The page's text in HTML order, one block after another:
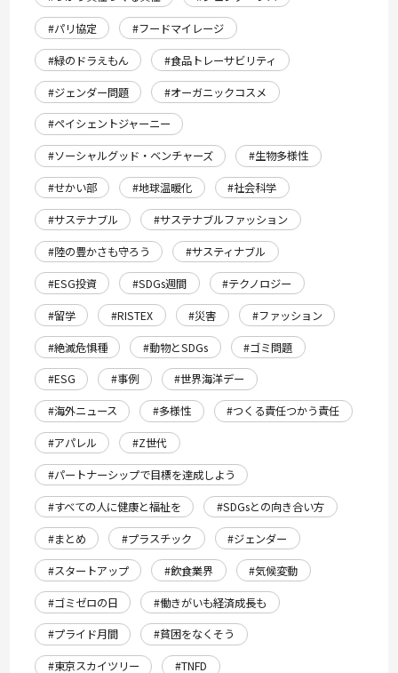
#パリ協定
#フードマイレージ
#緑のドラえもん
#食品トレーサビリティ
#ジェンダー問題
#オーガニックコスメ
#ペイシェントジャーニー
#ソーシャルグッド・ベンチャーズ
#生物多様性
#せかい部
#地球温暖化
#社会科学
#サステナブル
#サステナブルファッション
#陸の豊かさも守ろう
#サスティナブル
#ESG投資
#SDGs週間
#テクノロジー
#留学
#RISTEX #災害
#ファッション
#絶滅危惧種
#動物とSDGs
#ゴミ問題
#ESG
#事例
#世界海洋デー
#海外ニュース
#多様性
#つくる責任つかう責任
#アパレル
#Z世代
#パートナーシップで目標を達成しよう
#すべての人に健康と福祉を
#SDGsとの向き合い方
#まとめ
#プラスチック
#ジェンダー
#スタートアップ
#飲食業界
#気候変動
#ゴミゼロの日
#働きがいも経済成長も
#プライド月間
#貧困をなくそう
#東京スカイツリー
#TNFD